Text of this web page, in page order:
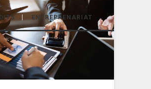
ENTREPRENARIAT